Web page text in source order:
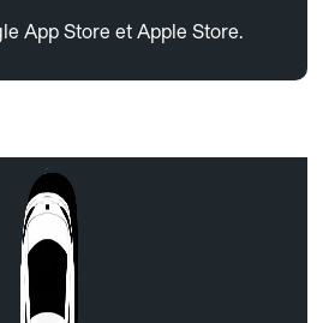
App Store et Apple Store.